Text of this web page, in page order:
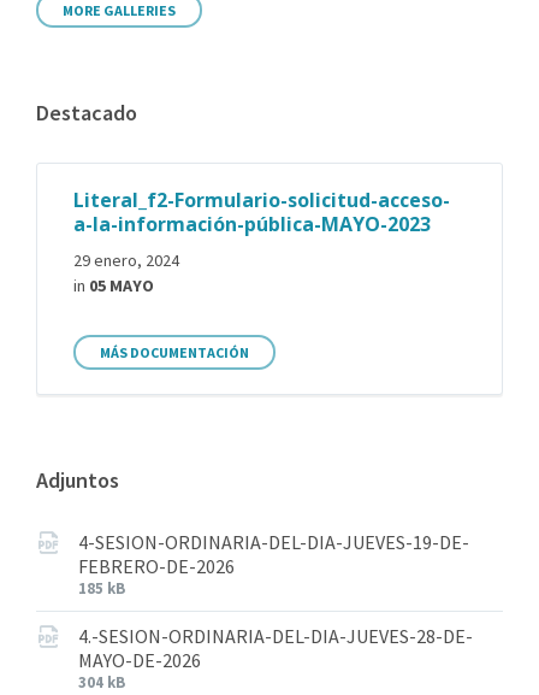
MORE GALLERIES
Destacado
Literal_f2-Formulario-solicitud-acceso-
a-la-información-pública-MAYO-2023
29 enero, 2024
in 05 MAYO
MÁS DOCUMENTACIÓN
Adjuntos
4-SESION-ORDINARIA-DEL-DIA-JUEVES-19-DE-
FEBRERO-DE-2026
185 kB
4.-SESION-ORDINARIA-DEL-DIA-JUEVES-28-DE-
MAYO-DE-2026
304 kB